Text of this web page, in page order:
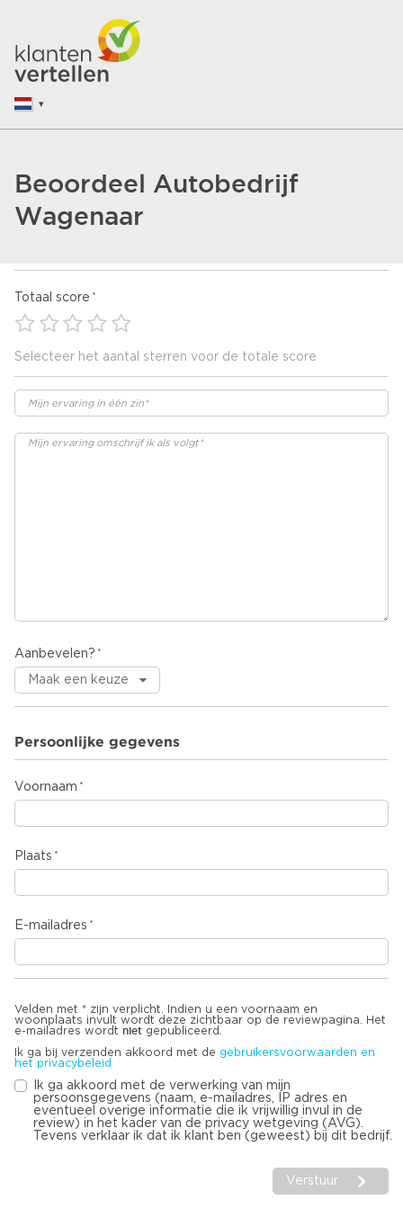
Beoordeel Autobedrijf
Wagenaar
Totaal score
Selecteer het aantal sterren voor de totale score
Aanbevelen?
Persoonlijke gegevens
Voornaam
Plaats
E-mailadres
Velden met * zijn verplicht. Indien u een voornaam en
woonplaats invult wordt deze zichtbaar op de reviewpagina. Het
e-mailadres wordt niet gepubliceerd.
Ik ga bij verzenden akkoord met de gebruikersvoorwaarden en
het privacybeleid
Ik ga akkoord met de verwerking van mijn
persoonsgegevens (naam, e-mailadres, IP adres en
eventueel overige informatie die ik vrijwillig invul in de
review) in het kader van de privacy wetgeving (AVG).
Tevens verklaar ik dat ik klant ben (geweest) bij dit bedrijf.
Verstuur